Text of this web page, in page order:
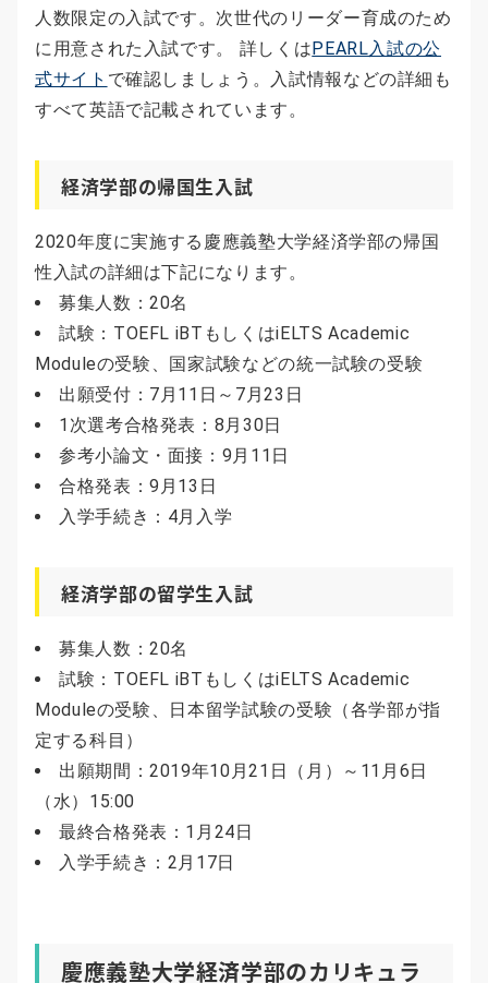
人数限定の入試です。次世代のリーダー育成のため
に用意された入試です。 詳しくは PEARL入試の公
式サイト で確認しましょう。入試情報などの詳細も
すべて英語で記載されています。
経済学部の帰国生入試
2020年度に実施する慶應義塾大学経済学部の帰国
性入試の詳細は下記になります。
募集人数：20名
試験：TOEFL iBTもしくはiELTS Academic
Moduleの受験、国家試験などの統一試験の受験
出願受付：7月11日～7月23日
1次選考合格発表：8月30日
参考小論文・面接：9月11日
合格発表：9月13日
入学手続き：4月入学
経済学部の留学生入試
募集人数：20名
試験：TOEFL iBTもしくはiELTS Academic
Moduleの受験、日本留学試験の受験（各学部が指
定する科目）
出願期間：2019年10月21日（月）～11月6日
（水）15:00
最終合格発表：1月24日
入学手続き：2月17日
慶應義塾大学経済学部のカリキュラ